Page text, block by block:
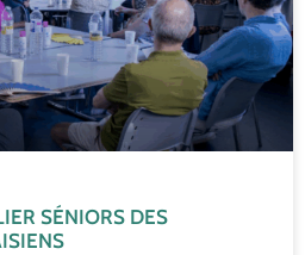
SÉNIORS DES